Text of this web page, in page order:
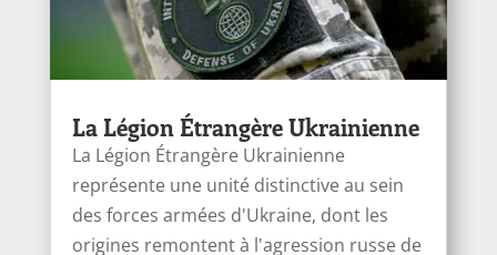
La Légion Étrangère Ukrainienne
La Légion Étrangère Ukrainienne
représente une unité distinctive au sein
des forces armées d'Ukraine, dont les
origines remontent à l'agression russe de